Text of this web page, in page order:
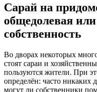
Сарай на
общедолевая
собственность
Во дворах некоторых
стоят сараи и
пользуются жители. При
определён: часто никаких
могут ли собственники